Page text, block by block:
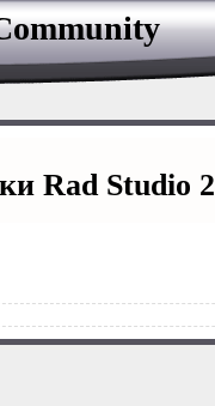
Rad Studio